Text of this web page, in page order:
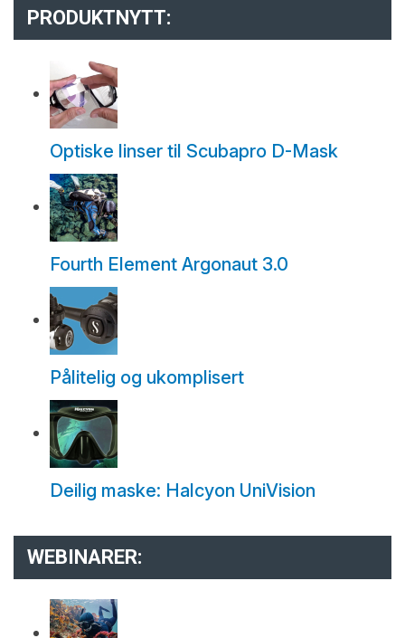
PRODUKTNYTT:
Optiske linser til Scubapro D-Mask
Fourth Element Argonaut 3.0
Pålitelig og ukomplisert
Deilig maske: Halcyon UniVision
WEBINARER: